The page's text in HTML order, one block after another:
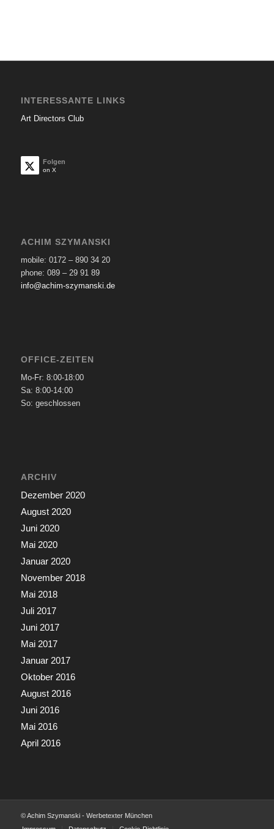
INTERESSANTE LINKS
Art Directors Club
Folgen
on X
ACHIM SZYMANSKI
mobile: 0172 – 890 34 20
phone: 089 – 29 91 89
info@achim-szymanski.de
OFFICE-ZEITEN
Mo-Fr: 8:00-18:00
Sa: 8:00-14:00
So: geschlossen
ARCHIV
Dezember 2020
August 2020
Juni 2020
Mai 2020
Januar 2020
November 2018
Mai 2018
Juli 2017
Juni 2017
Mai 2017
Januar 2017
Oktober 2016
August 2016
Juni 2016
Mai 2016
April 2016
© Achim Szymanski - Werbetexter München